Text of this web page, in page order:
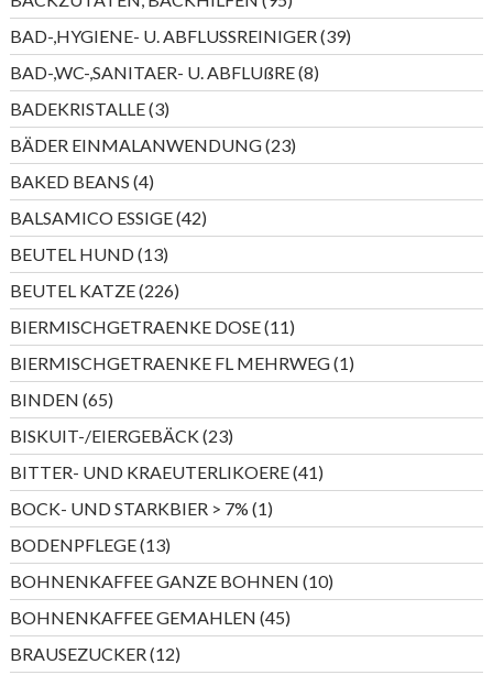
Produkte
BAD-,HYGIENE- U. ABFLUSSREINIGER 3939
Produkte
BAD-,WC-,SANITAER- U. ABFLUßRE 88
Produkte
BADEKRISTALLE 33
Produkte
BÄDER EINMALANWENDUNG 2323
Produkte
BAKED BEANS 44
Produkte
BALSAMICO ESSIGE 4242
Produkte
BEUTEL HUND 1313
Produkte
BEUTEL KATZE 226226
Produkte
BIERMISCHGETRAENKE DOSE 1111
Produkte
BIERMISCHGETRAENKE FL MEHRWEG 11
Produkt
BINDEN 6565
Produkte
BISKUIT-/EIERGEBÄCK 2323
Produkte
BITTER- UND KRAEUTERLIKOERE 4141
Produkte
BOCK- UND STARKBIER > 7% 11
Produkt
BODENPFLEGE 1313
Produkte
BOHNENKAFFEE GANZE BOHNEN 1010
Produkte
BOHNENKAFFEE GEMAHLEN 4545
Produkte
BRAUSEZUCKER 1212